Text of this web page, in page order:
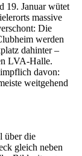
19. Januar wütet
massive
Die
werden
dahinter –
LVA-Halle.
davon:
weitgehend